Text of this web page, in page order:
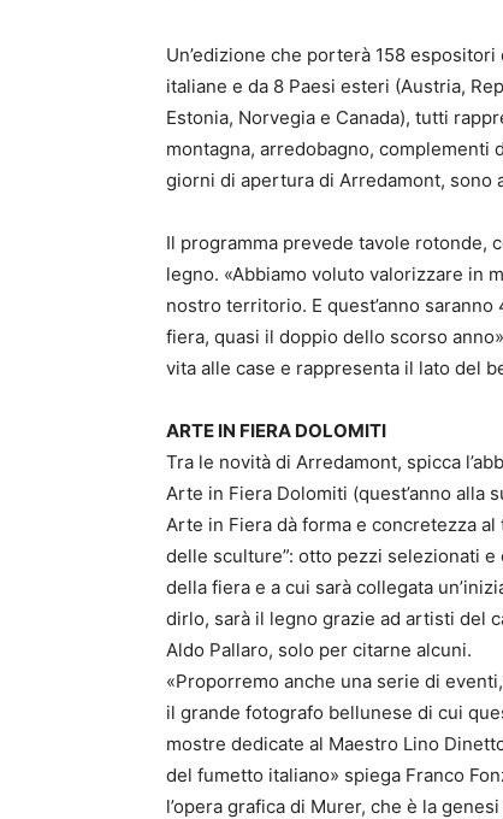
Un’edizione che porterà 158
italiane e da 8 Paesi esteri (Austria,
Estonia, Norvegia e Canada), tutti
montagna, arredobagno, complementi
giorni di apertura di Arredamont, sono
Il programma prevede tavole rotonde,
legno. «Abbiamo voluto valorizzare in
nostro territorio. E quest’anno
fiera, quasi il doppio dello scorso
vita alle case e rappresenta il lato del
ARTE IN FIERA DOLOMITI
Tra le novità di Arredamont, spicca
Arte in Fiera Dolomiti (quest’anno alla
Arte in Fiera dà forma e concretezza al
delle sculture”: otto pezzi selezionati
della fiera e a cui sarà collegata
dirlo, sarà il legno grazie ad artisti del
Aldo Pallaro, solo per citarne alcuni.
«Proporremo anche una serie di
il grande fotografo bellunese di cui
mostre dedicate al Maestro Lino
del fumetto italiano» spiega Franco
l’opera grafica di Murer, che è la